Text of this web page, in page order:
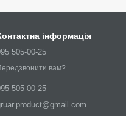
інформація
505-00-25
вам?
505-00-25